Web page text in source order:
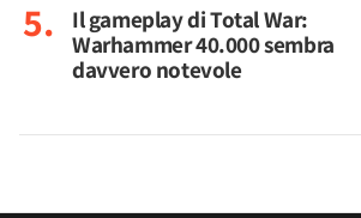
Il gameplay di Total War:
Warhammer 40.000 sembra
davvero notevole